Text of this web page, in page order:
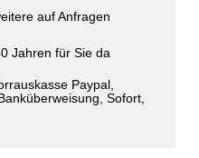
auf Anfragen
Jahren für Sie da
Paypal,
Sofort,